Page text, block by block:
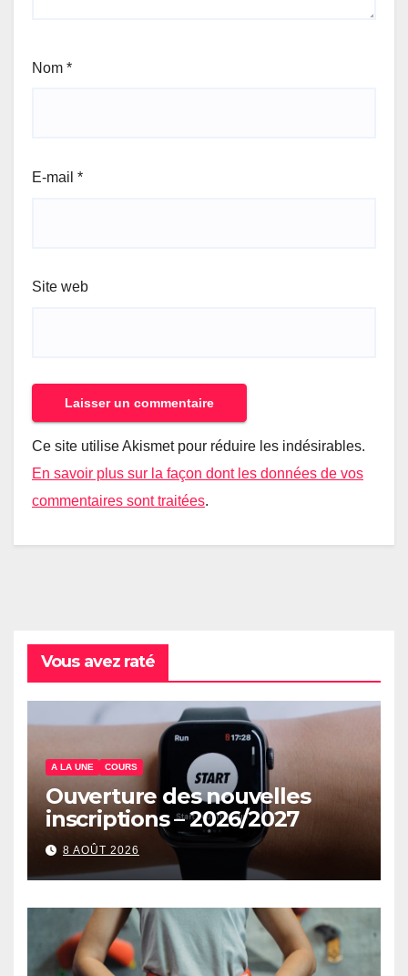
Nom *
E-mail *
Site web
Ce site utilise Akismet pour réduire les indésirables.
En savoir plus sur la façon dont les données de vos
commentaires sont traitées.
Vous avez raté
A LA UNE COURS
Ouverture des nouvelles
inscriptions – 2026/2027
8 AOÛT 2026